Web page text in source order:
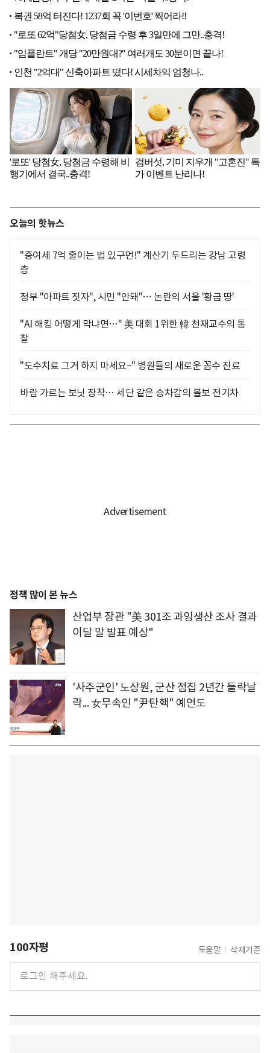
오늘의 핫뉴스
"증여세 7억 줄이는 법 있구먼!" 계산기 두드리는 강남 고령
층
정부 "아파트 짓자", 시민 "안돼"… 논란의 서울 '황금 땅'
"AI 해킹 어떻게 막냐면…" 美 대회 1위한 韓 천재교수의 통
찰
"도수치료 그거 하지 마세요~" 병원들의 새로운 꼼수 진료
바람 가르는 보닛 장착… 세단 같은 승차감의 볼보 전기차
정책 많이 본 뉴스
산업부 장관 "美 301조 과잉생산 조사 결과
이달 말 발표 예상"
'사주군인' 노상원, 군산 점집 2년간 들락날
락... 女무속인 "尹탄핵" 예언도
100자평 도움말 삭제기준